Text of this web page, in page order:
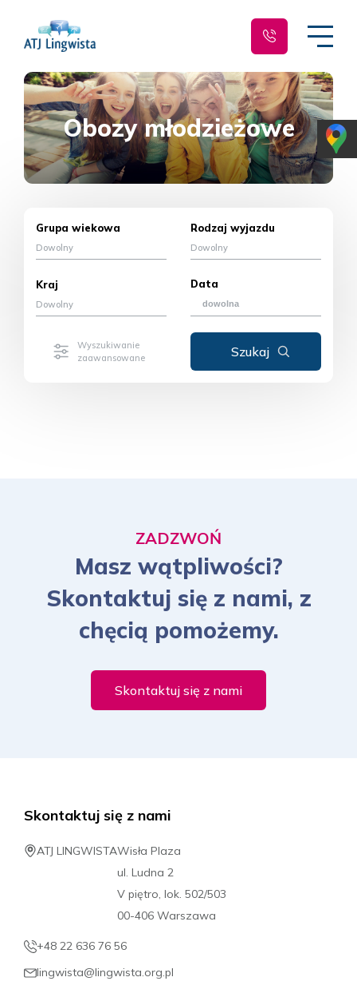
Obozy młodzieżowe
Grupa wiekowa
Dowolny
Rodzaj wyjazdu
Dowolny
Kraj
Dowolny
Data
ZADZWOŃ
Masz wątpliwości?
Skontaktuj się z nami, z
chęcią pomożemy.
Skontaktuj się z nami
Skontaktuj się z nami
ATJ LINGWISTAWisła Plaza
ul. Ludna 2
V piętro, lok. 502/503
00-406 Warszawa
+48 22 636 76 56
lingwista@lingwista.org.pl